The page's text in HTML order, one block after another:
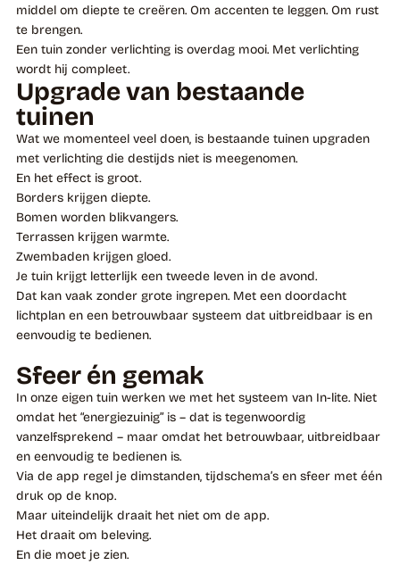
middel om diepte te creëren. Om accenten te leggen. Om rust
te brengen.
Een tuin zonder verlichting is overdag mooi. Met verlichting
wordt hij compleet.
Upgrade van bestaande
tuinen
Wat we momenteel veel doen, is bestaande tuinen upgraden
met verlichting die destijds niet is meegenomen.
En het effect is groot.
Borders krijgen diepte.
Bomen worden blikvangers.
Terrassen krijgen warmte.
Zwembaden krijgen gloed.
Je tuin krijgt letterlijk een tweede leven in de avond.
Dat kan vaak zonder grote ingrepen. Met een doordacht
lichtplan en een betrouwbaar systeem dat uitbreidbaar is en
eenvoudig te bedienen.
Sfeer én gemak
In onze eigen tuin werken we met het systeem van In-lite. Niet
omdat het “energiezuinig” is – dat is tegenwoordig
vanzelfsprekend – maar omdat het betrouwbaar, uitbreidbaar
en eenvoudig te bedienen is.
Via de app regel je dimstanden, tijdschema’s en sfeer met één
druk op de knop.
Maar uiteindelijk draait het niet om de app.
Het draait om beleving.
En die moet je zien.